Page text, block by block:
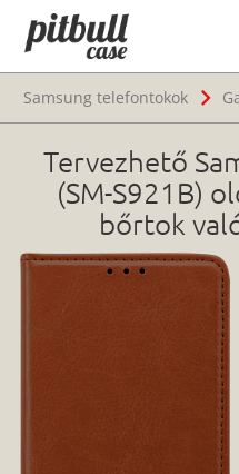
Samsung telefontokok
Tervezhető
(SM-S921B)
bőrtok